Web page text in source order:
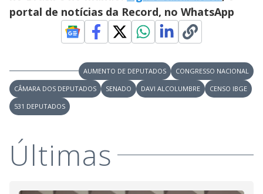
portal de notícias da Record, no WhatsApp
AUMENTO DE DEPUTADOS
CONGRESSO NACIONAL
CÂMARA DOS DEPUTADOS
SENADO DAVI ALCOLUMBRE
CENSO IBGE
531 DEPUTADOS
Últimas